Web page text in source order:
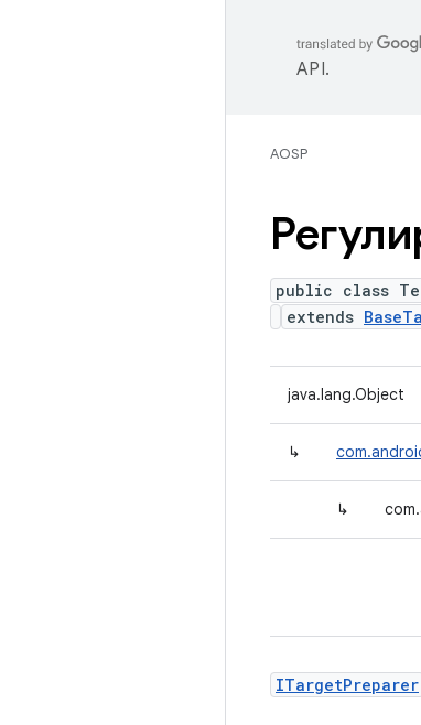
API.
AOSP
public class
extends
java.lang.Object
↳
↳
ITargetPreparer